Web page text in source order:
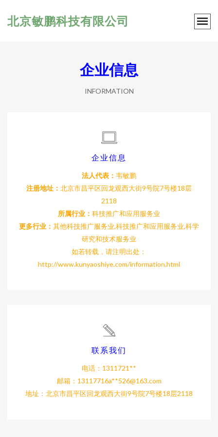
北京敏鹏科技有限公司
企业信息
INFORMATION
企业信息
法人代表： 韦敏鹏
注册地址： 北京市昌平区回龙观西大街9号院7号楼18层
2118
所属行业： 科技推广和应用服务业
更多行业： 其他科技推广服务业,科技推广和应用服务业,科学
研究和技术服务业
如若转载，请注明出处：
http://www.kunyaoshiye.com/information.html
联系我们
电话：1311721**
邮箱：13117716a**526@163.com
地址：北京市昌平区回龙观西大街9号院7号楼18层2118